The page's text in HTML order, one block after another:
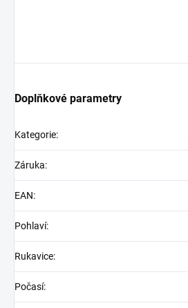
Doplňkové parametry
Kategorie:
Záruka:
EAN:
Pohlaví:
Rukavice:
Počasí: